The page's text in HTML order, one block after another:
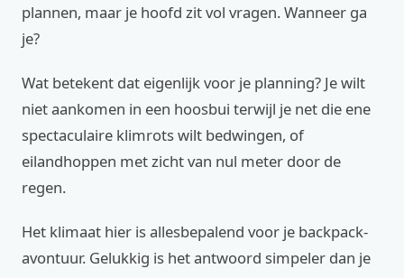
plannen, maar je hoofd zit vol vragen. Wanneer ga
je?
Wat betekent dat eigenlijk voor je planning? Je wilt
niet aankomen in een hoosbui terwijl je net die ene
spectaculaire klimrots wilt bedwingen, of
eilandhoppen met zicht van nul meter door de
regen.
Het klimaat hier is allesbepalend voor je backpack-
avontuur. Gelukkig is het antwoord simpeler dan je